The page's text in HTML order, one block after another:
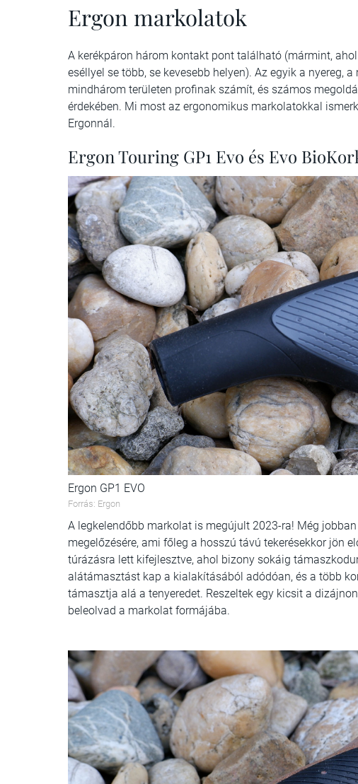
Ergon markolatok
A kerékpáron három kontakt pont található (mármint,
eséllyel se több, se kevesebb helyen). Az egyik a nyereg,
mindhárom területen profinak számít, és számos
érdekében. Mi most az ergonomikus markolatokkal
Ergonnál.
Ergon Touring GP1 Evo és Evo
Ergon GP1 EVO
Forrás: Ergon
A legkelendőbb markolat is megújult 2023-ra! Még
megelőzésére, ami főleg a hosszú távú tekerésekkor jön
túrázásra lett kifejlesztve, ahol bizony sokáig
alátámasztást kap a kialakításából adódóan, és a több
támasztja alá a tenyeredet. Reszeltek egy kicsit a
beleolvad a markolat formájába.